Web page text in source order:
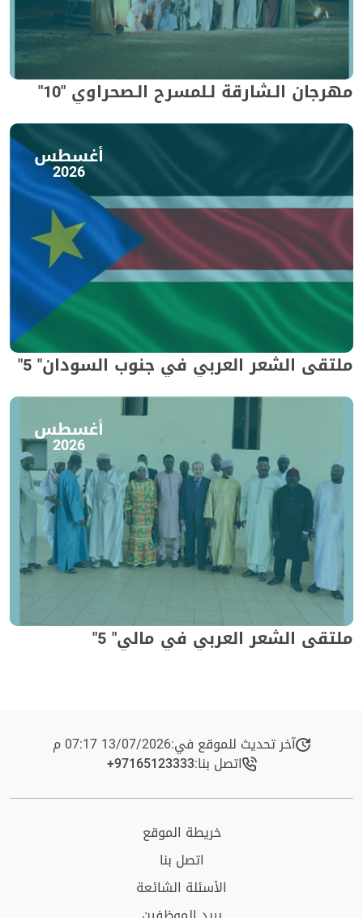
مهرجان الـشارقة لـلمسرح الـصحراوي "10"
أغسطس
2026
ملتقى الشعر العربي في جنوب السودان" 5"
أغسطس
2026
ملتقى الشعر العربي في مالي" 5"
آخر تحديث للموقع في:13/07/2026 07:17 م
اتصل بنا:+97165123333​
خريطة الموقع
اتصل بنا
الأسئلة الشائعة